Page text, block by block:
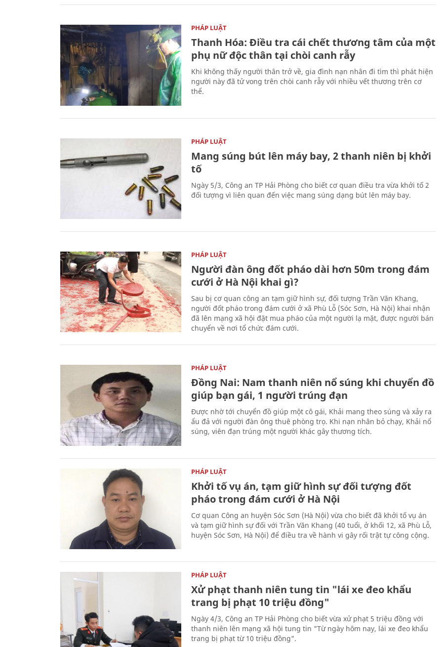
PHÁP LUẬT
Thanh Hóa: Điều tra cái chết thương tâm của một
phụ nữ độc thân tại chòi canh rẫy
Khi không thấy người thân trở về, gia đình nạn nhân đi tìm thì phát hiện
người này đã tử vong trên chòi canh rẫy với nhiều vết thương trên cơ
thể.
PHÁP LUẬT
Mang súng bút lên máy bay, 2 thanh niên bị khởi
tố
Ngày 5/3, Công an TP Hải Phòng cho biết cơ quan điều tra vừa khởi tố 2
đối tượng vì liên quan đến việc mang súng dạng bút lên máy bay.
PHÁP LUẬT
Người đàn ông đốt pháo dài hơn 50m trong đám
cưới ở Hà Nội khai gì?
Sau bị cơ quan công an tạm giữ hình sự, đối tượng Trần Văn Khang,
người đốt pháo trong đám cưới ở xã Phù Lỗ (Sóc Sơn, Hà Nội) khai nhận
đã lên mạng xã hội đặt mua pháo của một người lạ mặt, được người bán
chuyển về nơi tổ chức đám cưới.
PHÁP LUẬT
Đồng Nai: Nam thanh niên nổ súng khi chuyển đồ
giúp bạn gái, 1 người trúng đạn
Được nhờ tới chuyển đồ giúp một cô gái, Khải mang theo súng và xảy ra
ẩu đả với người đàn ông thuê phòng trọ. Khi nạn nhân bỏ chạy, Khải nổ
súng, viên đạn trúng một người khác gây thương tích.
PHÁP LUẬT
Khởi tố vụ án, tạm giữ hình sự đối tượng đốt
pháo trong đám cưới ở Hà Nội
Cơ quan Công an huyện Sóc Sơn (Hà Nội) vừa cho biết đã khởi tố vụ án
và tạm giữ hình sự đối với Trần Văn Khang (40 tuổi, ở khối 12, xã Phù Lỗ,
huyện Sóc Sơn, Hà Nội) để điều tra về hành vi gây rối trật tự công cộng.
PHÁP LUẬT
Xử phạt thanh niên tung tin "lái xe đeo khẩu
trang bị phạt 10 triệu đồng"
Ngày 4/3, Công an TP Hải Phòng cho biết vừa xử phạt 5 triệu đồng với
thanh niên lên mạng xã hội tung tin "Từ ngày hôm nay, lái xe đeo khẩu
trang bị phạt từ 10 triệu đồng".